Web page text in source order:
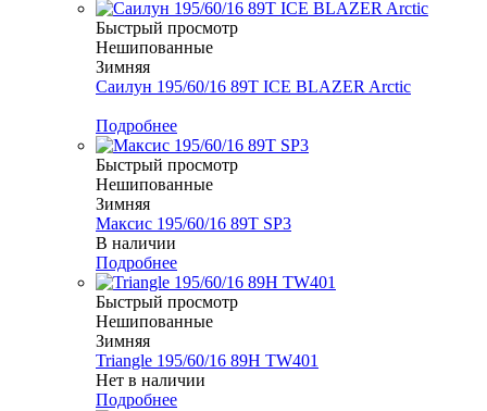
Быстрый просмотр
Нешипованные
Зимняя
Саилун 195/60/16 89T ICE BLAZER Arctic
Подробнее
Быстрый просмотр
Нешипованные
Зимняя
Максис 195/60/16 89T SP3
В наличии
Подробнее
Быстрый просмотр
Нешипованные
Зимняя
Triangle 195/60/16 89H TW401
Нет в наличии
Подробнее